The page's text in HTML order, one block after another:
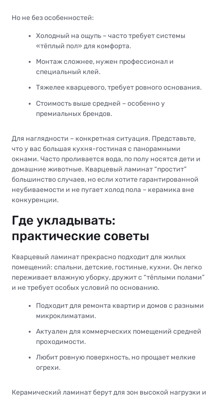
Но не без особенностей:
Холодный на ощупь – часто требует системы
«тёплый пол» для комфорта.
Монтаж сложнее, нужен профессионал и
специальный клей.
Тяжелее кварцевого, требует ровного основания.
Стоимость выше средней – особенно у
премиальных брендов.
Для наглядности – конкретная ситуация. Представьте,
что у вас большая кухня-гостиная с панорамными
окнами. Часто проливается вода, по полу носятся дети и
домашние животные. Кварцевый ламинат “простит”
большинство случаев, но если хотите гарантированной
неубиваемости и не пугает холод пола – керамика вне
конкуренции.
Где укладывать:
практические советы
Кварцевый ламинат прекрасно подходит для жилых
помещений: спальни, детские, гостиные, кухни. Он легко
переживает влажную уборку, дружит с “тёплыми полами”
и не требует особых условий по основанию.
Подходит для ремонта квартир и домов с разными
микроклиматами.
Актуален для коммерческих помещений средней
проходимости.
Любит ровную поверхность, но прощает мелкие
огрехи.
Керамический ламинат берут для зон высокой нагрузки и